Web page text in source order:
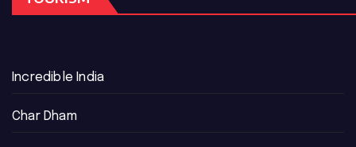
Incredible India
Char Dham